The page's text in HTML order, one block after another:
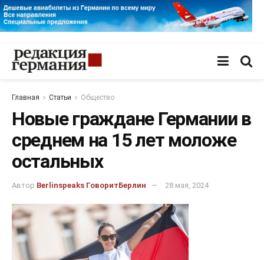
Главная Статьи Общество
Новые граждане Германии в
среднем на 15 лет моложе
остальных
Автор Berlinspeaks ГоворитБерлин 28 мая, 2024